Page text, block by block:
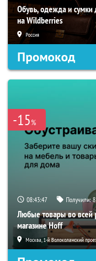
Обувь, одежда и сумки
на Wildberries
Россия
Промокод
-15%
08:43:46 Получили:
Любые товары во всей
магазине Hoff
Москва, 1-й Волоколамский